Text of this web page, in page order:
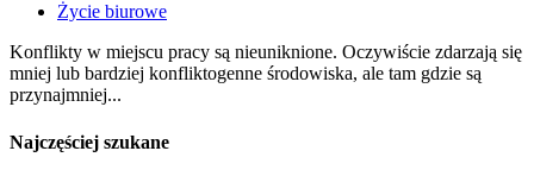
Życie biurowe
Konflikty w miejscu pracy są nieuniknione. Oczywiście zdarzają się
mniej lub bardziej konfliktogenne środowiska, ale tam gdzie są
przynajmniej...
Najczęściej szukane